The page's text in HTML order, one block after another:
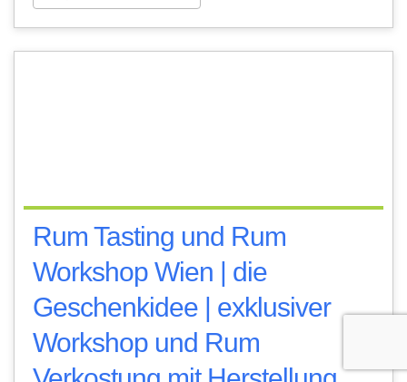
Rum Tasting und Rum
Workshop Wien | die
Geschenkidee | exklusiver
Workshop und Rum